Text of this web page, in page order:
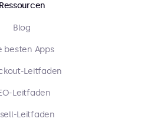
Ressourcen
Blog
besten Apps
Leitfaden
Leitfaden
Leitfaden